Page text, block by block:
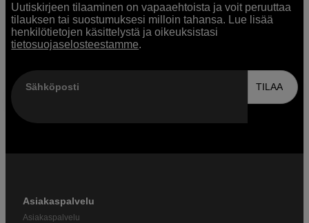
Uutiskirjeen tilaaminen on vapaaehtoista ja voit peruuttaa
tilauksen tai suostumuksesi milloin tahansa. Lue lisää
henkilötietojen käsittelystä ja oikeuksistasi
tietosuojaselosteestamme.
Sähköposti TILAA
Asiakaspalvelu
Asiakaspalvelu